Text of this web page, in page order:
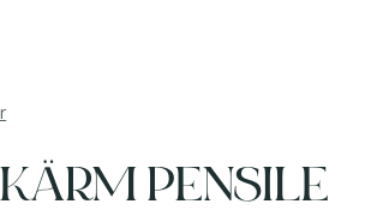
PENSILE